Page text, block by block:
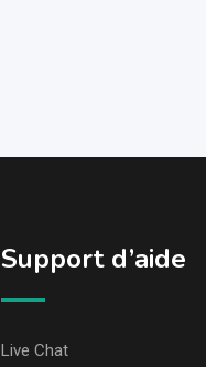
Support d’aide
Live Chat